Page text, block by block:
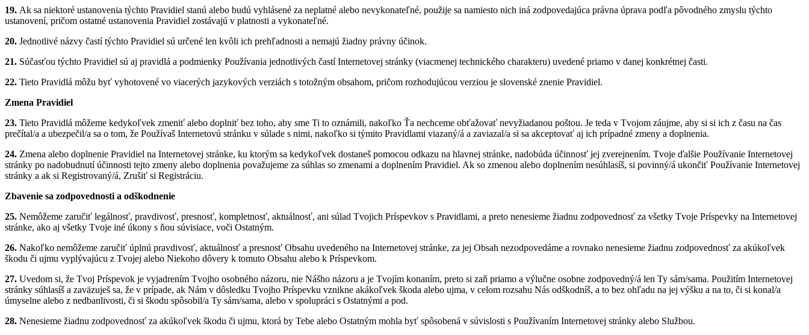
19. Ak sa niektoré ustanovenia týchto Pravidiel stanú alebo budú vyhlásené za neplatné alebo nevykonateľné, použije sa namiesto nich iná zodpovedajúca právna úprava podľa pôvodného zmyslu týchto
ustanovení, pričom ostatné ustanovenia Pravidiel zostávajú v platnosti a vykonateľné.
20. Jednotlivé názvy častí týchto Pravidiel sú určené len kvôli ich prehľadnosti a nemajú žiadny právny účinok.
21. Súčasťou týchto Pravidiel sú aj pravidlá a podmienky Používania jednotlivých častí Internetovej stránky (viacmenej technického charakteru) uvedené priamo v danej konkrétnej časti.
22. Tieto Pravidlá môžu byť vyhotovené vo viacerých jazykových verziách s totožným obsahom, pričom rozhodujúcou verziou je slovenské znenie Pravidiel.
Zmena Pravidiel
23. Tieto Pravidlá môžeme kedykoľvek zmeniť alebo doplniť bez toho, aby sme Ti to oznámili, nakoľko Ťa nechceme obťažovať nevyžiadanou poštou. Je teda v Tvojom záujme, aby si si ich z času na čas
prečítal/a a ubezpečil/a sa o tom, že Používaš Internetovú stránku v súlade s nimi, nakoľko si týmito Pravidlami viazaný/á a zaviazal/a si sa akceptovať aj ich prípadné zmeny a doplnenia.
24. Zmena alebo doplnenie Pravidiel na Internetovej stránke, ku ktorým sa kedykoľvek dostaneš pomocou odkazu na hlavnej stránke, nadobúda účinnosť jej zverejnením. Tvoje ďalšie Používanie Internetovej
stránky po nadobudnutí účinnosti tejto zmeny alebo doplnenia považujeme za súhlas so zmenami a doplnením Pravidiel. Ak so zmenou alebo doplnením nesúhlasíš, si povinný/á ukončiť Používanie Internetovej
stránky a ak si Registrovaný/á, Zrušiť si Registráciu.
Zbavenie sa zodpovednosti a odškodnenie
25. Nemôžeme zaručiť legálnosť, pravdivosť, presnosť, kompletnosť, aktuálnosť, ani súlad Tvojich Príspevkov s Pravidlami, a preto nenesieme žiadnu zodpovednosť za všetky Tvoje Príspevky na Internetovej
stránke, ako aj všetky Tvoje iné úkony s ňou súvisiace, voči Ostatným.
26. Nakoľko nemôžeme zaručiť úplnú pravdivosť, aktuálnosť a presnosť Obsahu uvedeného na Internetovej stránke, za jej Obsah nezodpovedáme a rovnako nenesieme žiadnu zodpovednosť za akúkoľvek
škodu či ujmu vyplývajúcu z Tvojej alebo Niekoho dôvery k tomuto Obsahu alebo k Príspevkom.
27. Uvedom si, že Tvoj Príspevok je vyjadrením Tvojho osobného názoru, nie Nášho názoru a je Tvojím konaním, preto si zaň priamo a výlučne osobne zodpovedný/á len Ty sám/sama. Použitím Internetovej
stránky súhlasíš a zaväzuješ sa, že v prípade, ak Nám v dôsledku Tvojho Príspevku vznikne akákoľvek škoda alebo ujma, v celom rozsahu Nás odškodníš, a to bez ohľadu na jej výšku a na to, či si konal/a
úmyselne alebo z nedbanlivosti, či si škodu spôsobil/a Ty sám/sama, alebo v spolupráci s Ostatnými a pod.
28. Nenesieme žiadnu zodpovednosť za akúkoľvek škodu či ujmu, ktorá by Tebe alebo Ostatným mohla byť spôsobená v súvislosti s Používaním Internetovej stránky alebo Službou.